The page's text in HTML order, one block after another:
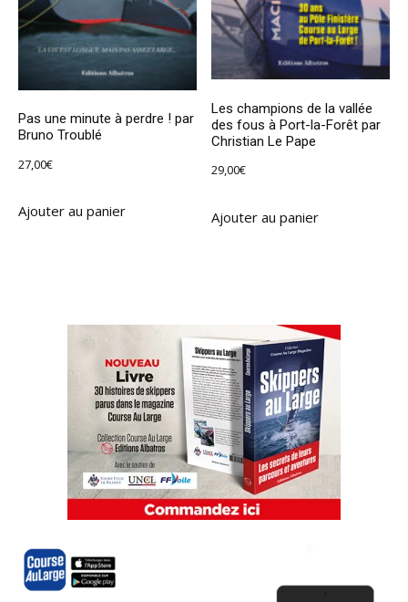
Pas une minute à perdre ! par
Bruno Troublé
27,00€
Ajouter au panier
Les champions de la vallée
des fous à Port-la-Forêt par
Christian Le Pape
29,00€
Ajouter au panier